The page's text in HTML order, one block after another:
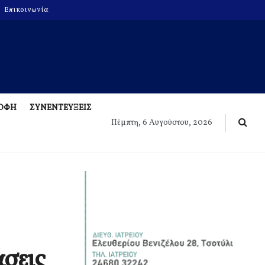
Επικοινωνία
ΣΥΝΕΝΤΕΥΞΕΙΣ
Πέμπτη, 6 Αυγούστου, 2026